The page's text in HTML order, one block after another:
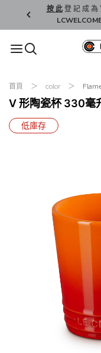
按 此登 記 成 為
首頁 color
V 形陶瓷杯 330毫
低庫存